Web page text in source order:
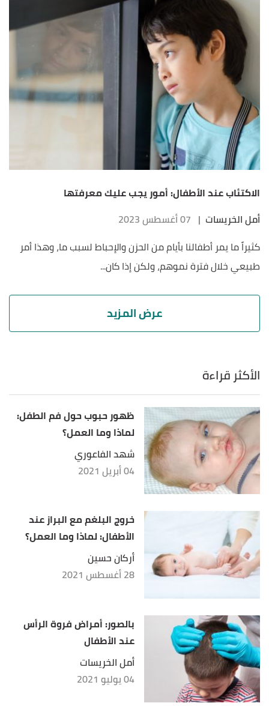
الاكتئاب عند الأطفال: أمور يجب عليك معرفتها
أمل الخريسات | 07 أغسطس 2023
كثيراً ما يمر أطفالنا بأيام من الحزن والإحباط لسبب ما، وهذا أمر
طبيعي خلال فترة نموهم، ولكن إذا كان...
الأكثر قراءة
ظهور حبوب حول فم الطفل:
لماذا وما العمل؟
شهد الفاعوري
04 أبريل 2021
خروج البلغم مع البراز عند
الأطفال: لماذا وما العمل؟
أركان حسين
28 أغسطس 2021
بالصور: أمراض فروة الرأس
عند الأطفال
أمل الخريسات
04 يوليو 2021